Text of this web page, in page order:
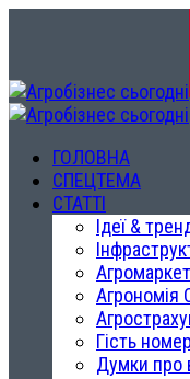
ГОЛОВНА
СПЕЦТЕМА
СТАТТІ
Ідеї &
Агрономія
Гість
Думки про